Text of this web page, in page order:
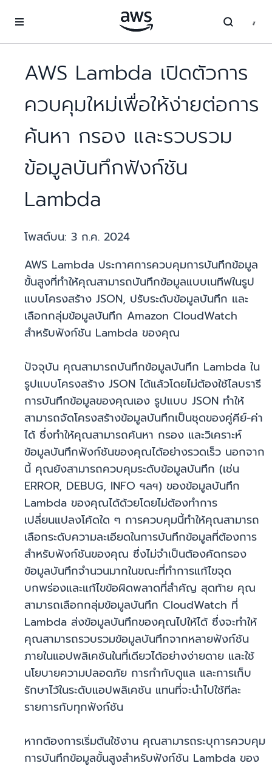
AWS Lambda เปิดตัวการ
ควบคุมใหม่เพื่อให้ง่ายต่อการ
ค้นหา กรอง และรวบรวม
ข้อมูลบันทึกฟังก์ชัน
Lambda
โพสต์บน: 3 ก.ค. 2024
AWS Lambda ประกาศการควบคุมการบันทึกข้อมูล
ขั้นสูงที่ทำให้คุณสามารถบันทึกข้อมูลแบบเนทีฟในรูป
แบบโครงสร้าง JSON, ปรับระดับข้อมูลบันทึก และ
เลือกกลุ่มข้อมูลบันทึก Amazon CloudWatch
สำหรับฟังก์ชัน Lambda ของคุณ
ปัจจุบัน คุณสามารถบันทึกข้อมูลบันทึก Lambda ใน
รูปแบบโครงสร้าง JSON ได้แล้วโดยไม่ต้องใช้ไลบรารี
การบันทึกข้อมูลของคุณเอง รูปแบบ JSON ทำให้
สามารถจัดโครงสร้างข้อมูลบันทึกเป็นชุดของคู่คีย์-ค่า
ได้ ซึ่งทำให้คุณสามารถค้นหา กรอง และวิเคราะห์
ข้อมูลบันทึกฟังก์ชันของคุณได้อย่างรวดเร็ว นอกจาก
นี้ คุณยังสามารถควบคุมระดับข้อมูลบันทึก (เช่น
ERROR, DEBUG, INFO ฯลฯ) ของข้อมูลบันทึก
Lambda ของคุณได้ด้วยโดยไม่ต้องทำการ
เปลี่ยนแปลงโค้ดใด ๆ การควบคุมนี้ทำให้คุณสามารถ
เลือกระดับความละเอียดในการบันทึกข้อมูลที่ต้องการ
สำหรับฟังก์ชันของคุณ ซึ่งไม่จำเป็นต้องคัดกรอง
ข้อมูลบันทึกจำนวนมากในขณะที่ทำการแก้ไขจุด
บกพร่องและแก้ไขข้อผิดพลาดที่สำคัญ สุดท้าย คุณ
สามารถเลือกกลุ่มข้อมูลบันทึก CloudWatch ที่
Lambda ส่งข้อมูลบันทึกของคุณไปให้ได้ ซึ่งจะทำให้
คุณสามารถรวบรวมข้อมูลบันทึกจากหลายฟังก์ชัน
ภายในแอปพลิเคชันในที่เดียวได้อย่างง่ายดาย และใช้
นโยบายความปลอดภัย การกำกับดูแล และการเก็บ
รักษาไว้ในระดับแอปพลิเคชัน แทนที่จะนำไปใช้ทีละ
รายการกับทุกฟังก์ชัน
หากต้องการเริ่มต้นใช้งาน คุณสามารถระบุการควบคุม
การบันทึกข้อมูลขั้นสูงสําหรับฟังก์ชัน Lambda ของ